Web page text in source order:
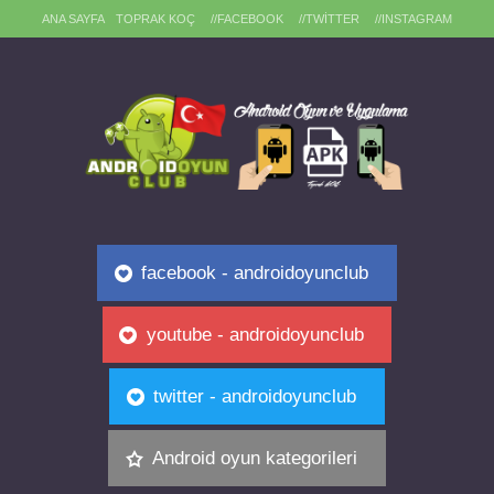
ANA SAYFA TOPRAK KOÇ //FACEBOOK //TWITTER //INSTAGRAM
facebook - androidoyunclub
youtube - androidoyunclub
twitter - androidoyunclub
Android oyun kategorileri